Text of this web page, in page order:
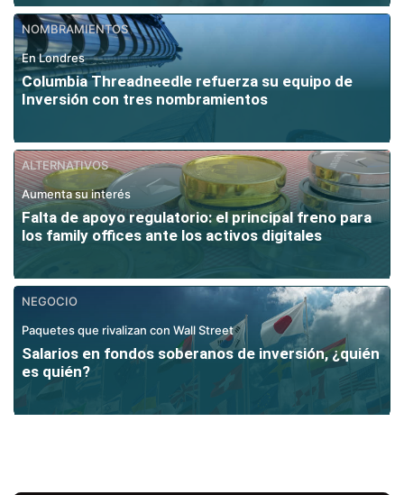
NOMBRAMIENTOS
En Londres
Columbia Threadneedle refuerza su equipo de
Inversión con tres nombramientos
ALTERNATIVOS
Aumenta su interés
Falta de apoyo regulatorio: el principal freno para
los family offices ante los activos digitales
NEGOCIO
Paquetes que rivalizan con Wall Street
Salarios en fondos soberanos de inversión, ¿quién
es quién?